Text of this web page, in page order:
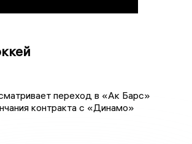
переход в «Ак Барс»
контракта с «Динамо»